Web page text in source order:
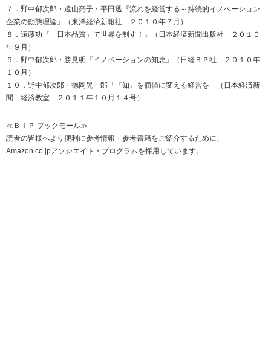
７．野中郁次郎・遠山亮子・平田透『流れを経営する～持続的イノベーション
企業の動態理論』（東洋経済新報社 ２０１０年７月）
８．遠藤功『「日本品質」で世界を制す！』（日本経済新聞出版社 ２０１０
年９月）
９．野中郁次郎・勝見明『イノベーションの知恵』（日経ＢＰ社 ２０１０年
１０月）
１０．野中郁次郎・徳岡晃一郎「『知』を価値に変える経営を」（日本経済新
聞 経済教室 ２０１１年１０月１４号）
≪ＢＩＰ ブックモール≫
読者の皆様へより便利に参考情報・参考書籍をご紹介するために、
Amazon.co.jpアソシエイト・プログラムを採用しています。